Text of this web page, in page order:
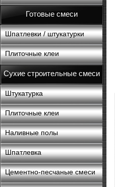
Готовые смеси
Шпатлевки / штукатурки
Плиточные клеи
Сухие строительные смеси
Штукатурка
Плиточные клеи
Наливные полы
Шпатлевка
Цементно-песчаные смеси